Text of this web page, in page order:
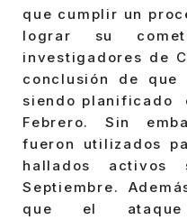
que cumplir un
lograr su
investigadores de
conclusión de
siendo planificado
Febrero. Sin
fueron utilizados
hallados activos
Septiembre.
que el